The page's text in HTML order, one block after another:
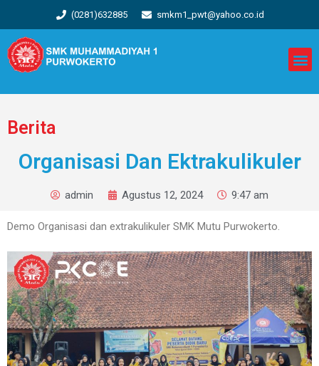
(0281)632885 smkm1_pwt@yahoo.co.id
Berita
Organisasi Dan Ektrakulikuler
admin Agustus 12, 2024 9:47 am
Demo Organisasi dan extrakulikuler SMK Mutu Purwokerto.